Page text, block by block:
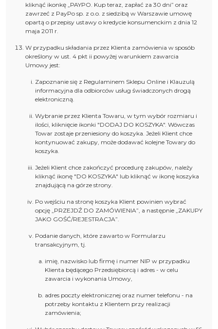
kliknąć ikonkę „PAYPO. Kup teraz, zapłać za 30 dni” oraz
zawrzeć z PayPo sp. z o.o. z siedzibą w Warszawie umowę
opartą o przepisy ustawy o kredycie konsumenckim z dnia 12
maja 2011 r.
W przypadku składania przez Klienta zamówienia w sposób
określony w ust. 4 pkt ii powyżej warunkiem zawarcia
Umowy jest:
Zapoznanie się z Regulaminem Sklepu Online i Klauzulą
informacyjna dla odbiorców usług świadczonych drogą
elektroniczną.
Wybranie przez Klienta Towaru, w tym wybór rozmiaru i
ilości, kliknięcie ikonki "DODAJ DO KOSZYKA". Wówczas
Towar zostaje przeniesiony do koszyka. Jeżeli Klient chce
kontynuować zakupy, może dodawać kolejne Towary do
koszyka.
Jeżeli Klient chce zakończyć procedurę zakupów, należy
kliknąć ikonę "DO KOSZYKA" lub kliknąć w ikonę koszyka
znajdującą na górze strony.
Po wejściu na stronę koszyka Klient powinien wybrać
opcję „PRZEJDŹ DO ZAMÓWIENIA”, a następnie „ZAKUPY
JAKO GOŚĆ/REJESTRACJA”.
Podanie danych, które zawarto w Formularzu
transakcyjnym, tj.
imię, nazwisko lub firmę i numer NIP w przypadku
Klienta będącego Przedsiębiorcą i adres - w celu
zawarcia i wykonania Umowy,
adres poczty elektronicznej oraz numer telefonu - na
potrzeby kontaktu z Klientem przy realizacji
zamówienia;